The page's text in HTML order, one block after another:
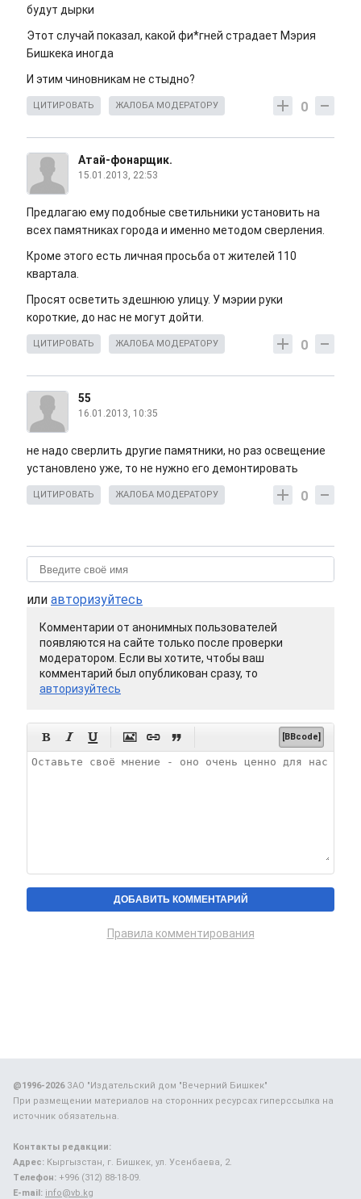
будут дырки
Этот случай показал, какой фи*гней страдает Мэрия
Бишкека иногда
И этим чиновникам не стыдно?
0
ЦИТИРОВАТЬ ЖАЛОБА МОДЕРАТОРУ
Атай-фонарщик.
15.01.2013, 22:53
Предлагаю ему подобные светильники установить на
всех памятниках города и именно методом сверления.
Кроме этого есть личная просьба от жителей 110
квартала.
Просят осветить здешнюю улицу. У мэрии руки
короткие, до нас не могут дойти.
0
ЦИТИРОВАТЬ ЖАЛОБА МОДЕРАТОРУ
55
16.01.2013, 10:35
не надо сверлить другие памятники, но раз освещение
установлено уже, то не нужно его демонтировать
0
ЦИТИРОВАТЬ ЖАЛОБА МОДЕРАТОРУ
или авторизуйтесь
Комментарии от анонимных пользователей
появляются на сайте только после проверки
модератором. Если вы хотите, чтобы ваш
комментарий был опубликован сразу, то
авторизуйтесь
      [BBcode]
Правила комментирования
@1996-2026ЗАО "Издательский дом "Вечерний Бишкек"
При размещении материалов на сторонних ресурсах гиперссылка на
источник обязательна.
Контакты редакции:
Адрес: Кыргызстан, г. Бишкек, ул. Усенбаева, 2.
Телефон: +996 (312) 88-18-09.
E-mail: info@vb.kg